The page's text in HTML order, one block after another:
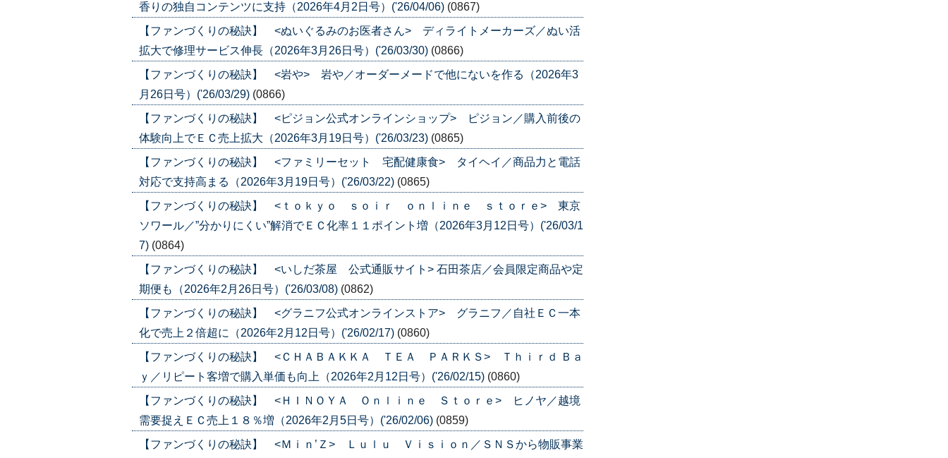
香りの独自コンテンツに支持（2026年4月2日号）('26/04/06) (0867)
【ファンづくりの秘訣】 <ぬいぐるみのお医者さん> ディライトメーカーズ／ぬい活
拡大で修理サービス伸長（2026年3月26日号）('26/03/30) (0866)
【ファンづくりの秘訣】 <岩や> 岩や／オーダーメードで他にないを作る（2026年3
月26日号）('26/03/29) (0866)
【ファンづくりの秘訣】 <ピジョン公式オンラインショップ> ピジョン／購入前後の
体験向上でＥＣ売上拡大（2026年3月19日号）('26/03/23) (0865)
【ファンづくりの秘訣】 <ファミリーセット 宅配健康食> タイヘイ／商品力と電話
対応で支持高まる（2026年3月19日号）('26/03/22) (0865)
【ファンづくりの秘訣】 <ｔｏｋｙｏ ｓｏｉｒ ｏｎｌｉｎｅ ｓｔｏｒｅ> 東京
ソワール／”分かりにくい”解消でＥＣ化率１１ポイント増（2026年3月12日号）('26/03/1
7) (0864)
【ファンづくりの秘訣】 <いしだ茶屋 公式通販サイト> 石田茶店／会員限定商品や定
期便も（2026年2月26日号）('26/03/08) (0862)
【ファンづくりの秘訣】 <グラニフ公式オンラインストア> グラニフ／自社ＥＣ一本
化で売上２倍超に（2026年2月12日号）('26/02/17) (0860)
【ファンづくりの秘訣】 <ＣＨＡＢＡＫＫＡ ＴＥＡ ＰＡＲＫＳ> Ｔｈｉｒｄ Ｂａ
ｙ／リピート客増で購入単価も向上（2026年2月12日号）('26/02/15) (0860)
【ファンづくりの秘訣】 <ＨＩＮＯＹＡ Ｏｎｌｉｎｅ Ｓｔｏｒｅ> ヒノヤ／越境
需要捉えＥＣ売上１８％増（2026年2月5日号）('26/02/06) (0859)
【ファンづくりの秘訣】 <Ｍｉｎ’Ｚ> Ｌｕｌｕ Ｖｉｓｉｏｎ／ＳＮＳから物販事業